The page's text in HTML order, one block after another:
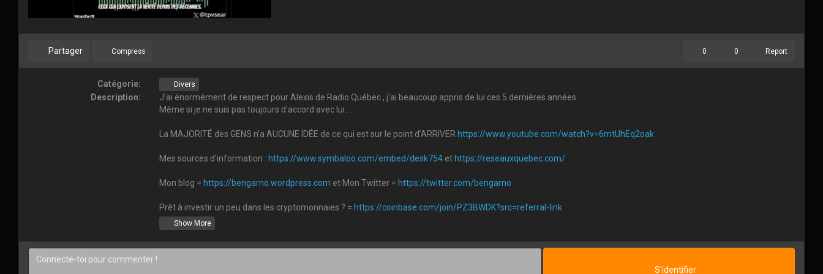
Partager Report
Compress 0
0
Catégorie: Divers
Description:
J'ai énormément de respect pour Alexis de Radio Québec , j'ai beaucoup appris de lui ces 5 dernières années .
Même si je ne suis pas toujours d'accord avec lui . . .
La MAJORITÉ des GENS n’a AUCUNE IDÉE de ce qui est sur le point d’ARRIVER https://www.youtube.com/watch?v=6mtUhEq2oak
Mes sources d'information : https://www.symbaloo.com/embed/desk754et https://reseauxquebec.com/
Mon blog = https://bengarno.wordpress.com et Mon Twitter = https://twitter.com/bengarno
Prêt à investir un peu dans les cryptomonnaies ? = https://coinbase.com/join/PZ3BWDK?src=referral-link
Au cas ou vous voudriez m'encourager à continuer à diffuser de l'information . . .
Show More
S'identifier